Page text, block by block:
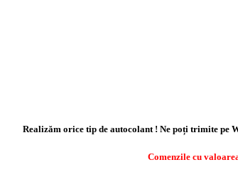
Realizăm orice tip de autocolant ! Ne poți trimite pe
Comenzile cu